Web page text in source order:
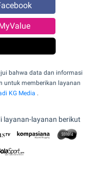
bahwa data dan informasi
untuk memberikan layanan
KG Media .
layanan-layanan berikut